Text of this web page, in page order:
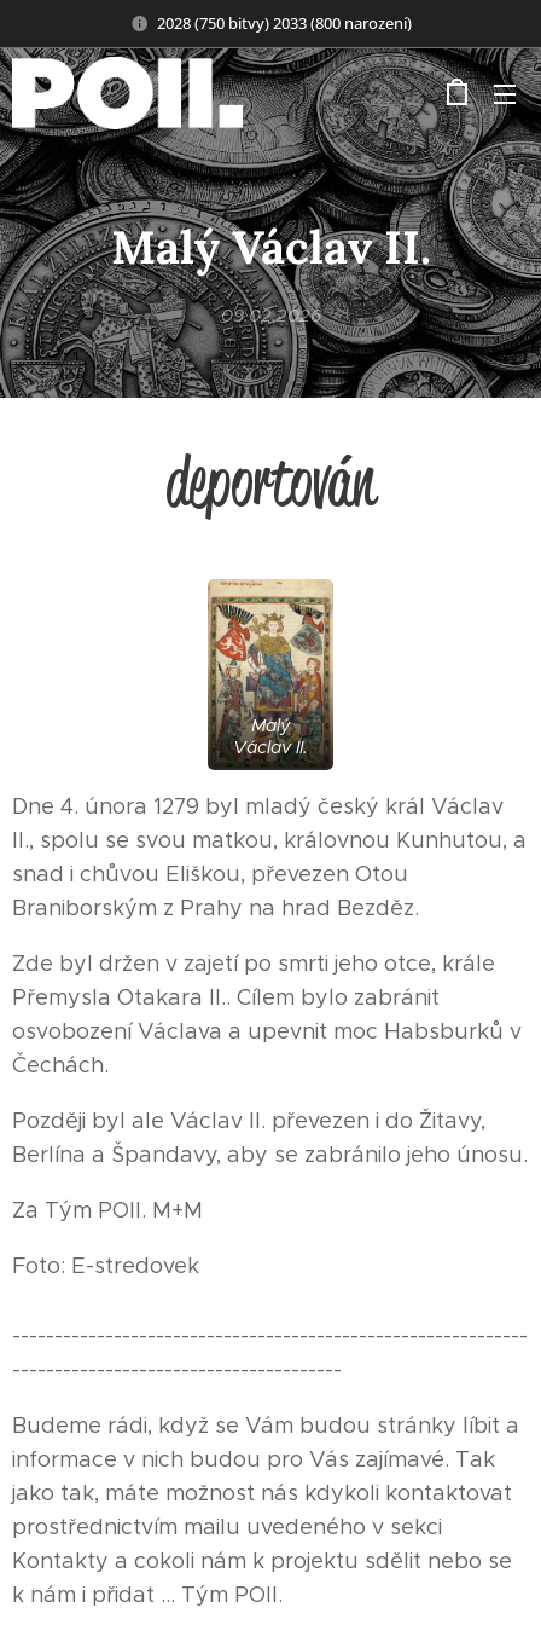
2028 (750 bitvy) 2033 (800 narození)
Malý Václav II.
09.02.2026
deportován
Malý
Václav II.
Dne 4. února 1279 byl mladý český král Václav
II., spolu se svou matkou, královnou Kunhutou, a
snad i chůvou Eliškou, převezen Otou
Braniborským z Prahy na hrad Bezděz.
Zde byl držen v zajetí po smrti jeho otce, krále
Přemysla Otakara II.. Cílem bylo zabránit
osvobození Václava a upevnit moc Habsburků v
Čechách.
Později byl ale Václav II. převezen i do Žitavy,
Berlína a Špandavy, aby se zabránilo jeho únosu.
Za Tým POII. M+M
Foto: E-stredovek
-------------------------------------------------------------
---------------------------------------
Budeme rádi, když se Vám budou stránky líbit a
informace v nich budou pro Vás zajímavé. Tak
jako tak, máte možnost nás kdykoli kontaktovat
prostřednictvím mailu uvedeného v sekci
Kontakty a cokoli nám k projektu sdělit nebo se
k nám i přidat ... Tým POII.